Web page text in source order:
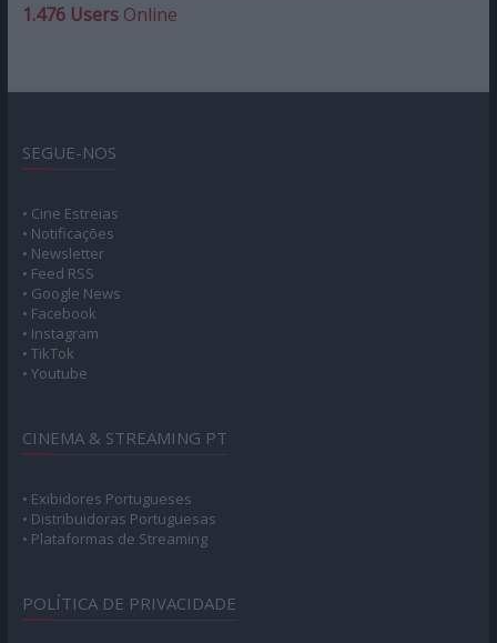
1.476 UsersOnline
SEGUE-NOS
• Cine Estreias
• Notificações
• Newsletter
• Feed RSS
• Google News
• Facebook
• Instagram
• TikTok
• Youtube
CINEMA & STREAMING PT
• Exibidores Portugueses
• Distribuidoras Portuguesas
• Plataformas de Streaming
POLÍTICA DE PRIVACIDADE